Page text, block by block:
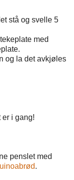
stå og svelle 5
med
og la det avkjøles
er i gang!
penslet med
.